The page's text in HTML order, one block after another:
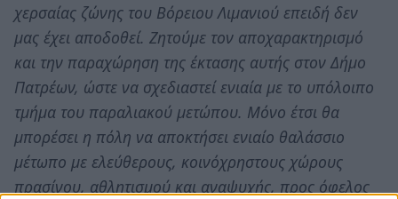
χερσαίας ζώνης του Βόρειου Λιμανιού επειδή δεν
μας έχει αποδοθεί. Ζητούμε τον αποχαρακτηρισμό
και την παραχώρηση της έκτασης αυτής στον Δήμο
Πατρέων, ώστε να σχεδιαστεί ενιαία με το υπόλοιπο
τμήμα του παραλιακού μετώπου. Μόνο έτσι θα
μπορέσει η πόλη να αποκτήσει ενιαίο θαλάσσιο
μέτωπο με ελεύθερους, κοινόχρηστους χώρους
πρασίνου, αθλητισμού και αναψυχής, προς όφελος